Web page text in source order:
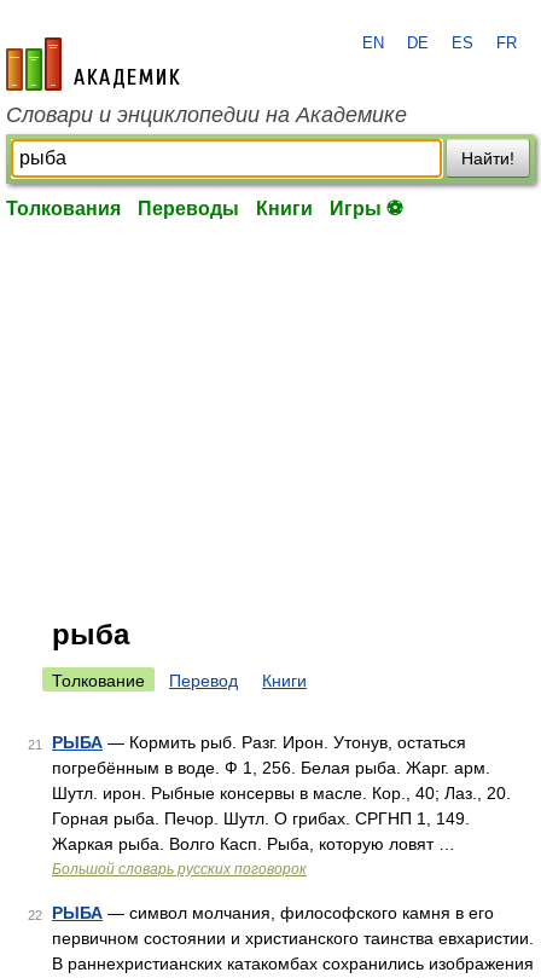
academic.ru
EN DE ES FR
Словари и энциклопедии на Академике
Найти!
Толкования Переводы Книги Игры ⚽
рыба
Толкование Перевод Книги
21 РЫБА — Кормить рыб. Разг. Ирон. Утонув, остаться
погребённым в воде. Ф 1, 256. Белая рыба. Жарг. арм.
Шутл. ирон. Рыбные консервы в масле. Кор., 40; Лаз., 20.
Горная рыба. Печор. Шутл. О грибах. СРГНП 1, 149.
Жаркая рыба. Волго Касп. Рыба, которую ловят …
Большой словарь русских поговорок
22 РЫБА — символ молчания, философского камня в его
первичном состоянии и христианского таинства евхаристии.
В раннехристианских катакомбах сохранились изображения